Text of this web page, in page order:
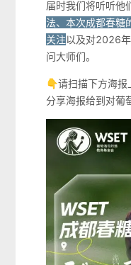
届时我们将听听他
法、本次成都春糖
关注以及对2026
问大师们。
👇请扫描下方海报
分享海报给到对葡